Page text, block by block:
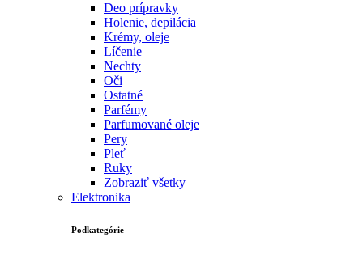
Deo prípravky
Holenie, depilácia
Krémy, oleje
Líčenie
Nechty
Oči
Ostatné
Parfémy
Parfumované oleje
Pery
Pleť
Ruky
Zobraziť všetky
Elektronika
Podkategórie